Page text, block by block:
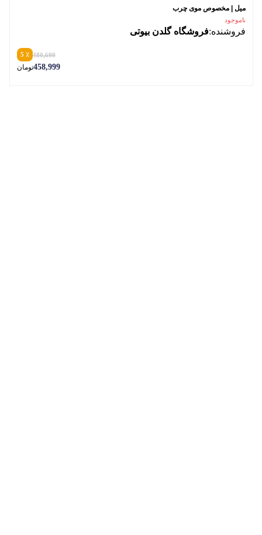
میل | مخصوص موی چرب
ناموجود
فروشنده:فروشگاه گلدن بیوتی
480,699 ٪ 5
458,999تومان